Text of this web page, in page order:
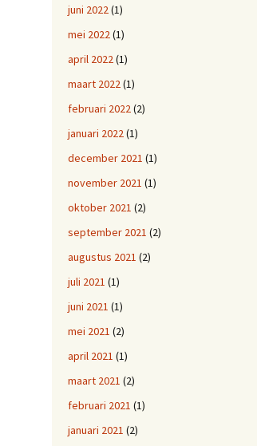
juni 2022(1)
mei 2022(1)
april 2022(1)
maart 2022(1)
februari 2022(2)
januari 2022(1)
december 2021 (1)
november 2021 (1)
oktober 2021 (2)
september 2021 (2)
augustus 2021 (2)
juli 2021 (1)
juni 2021 (1)
mei 2021 (2)
april 2021 (1)
maart 2021 (2)
februari 2021 (1)
januari 2021 (2)